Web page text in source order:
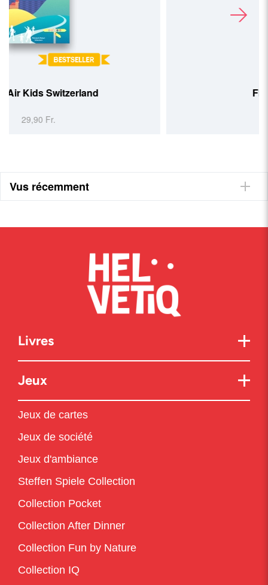
Flat Switzerland
Vus récemment
Livres
Jeux
Jeux de cartes
Jeux de société
Jeux d'ambiance
Steffen Spiele Collection
Collection Pocket
Collection After Dinner
Collection Fun by Nature
Collection IQ